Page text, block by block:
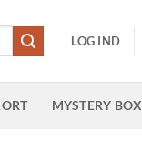
LOG IND
MYSTERY BOX